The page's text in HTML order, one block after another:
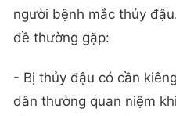
người bệnh mắc thủy
đề thường gặp:
- Bị thủy đậu có cần
dân thường quan niệm